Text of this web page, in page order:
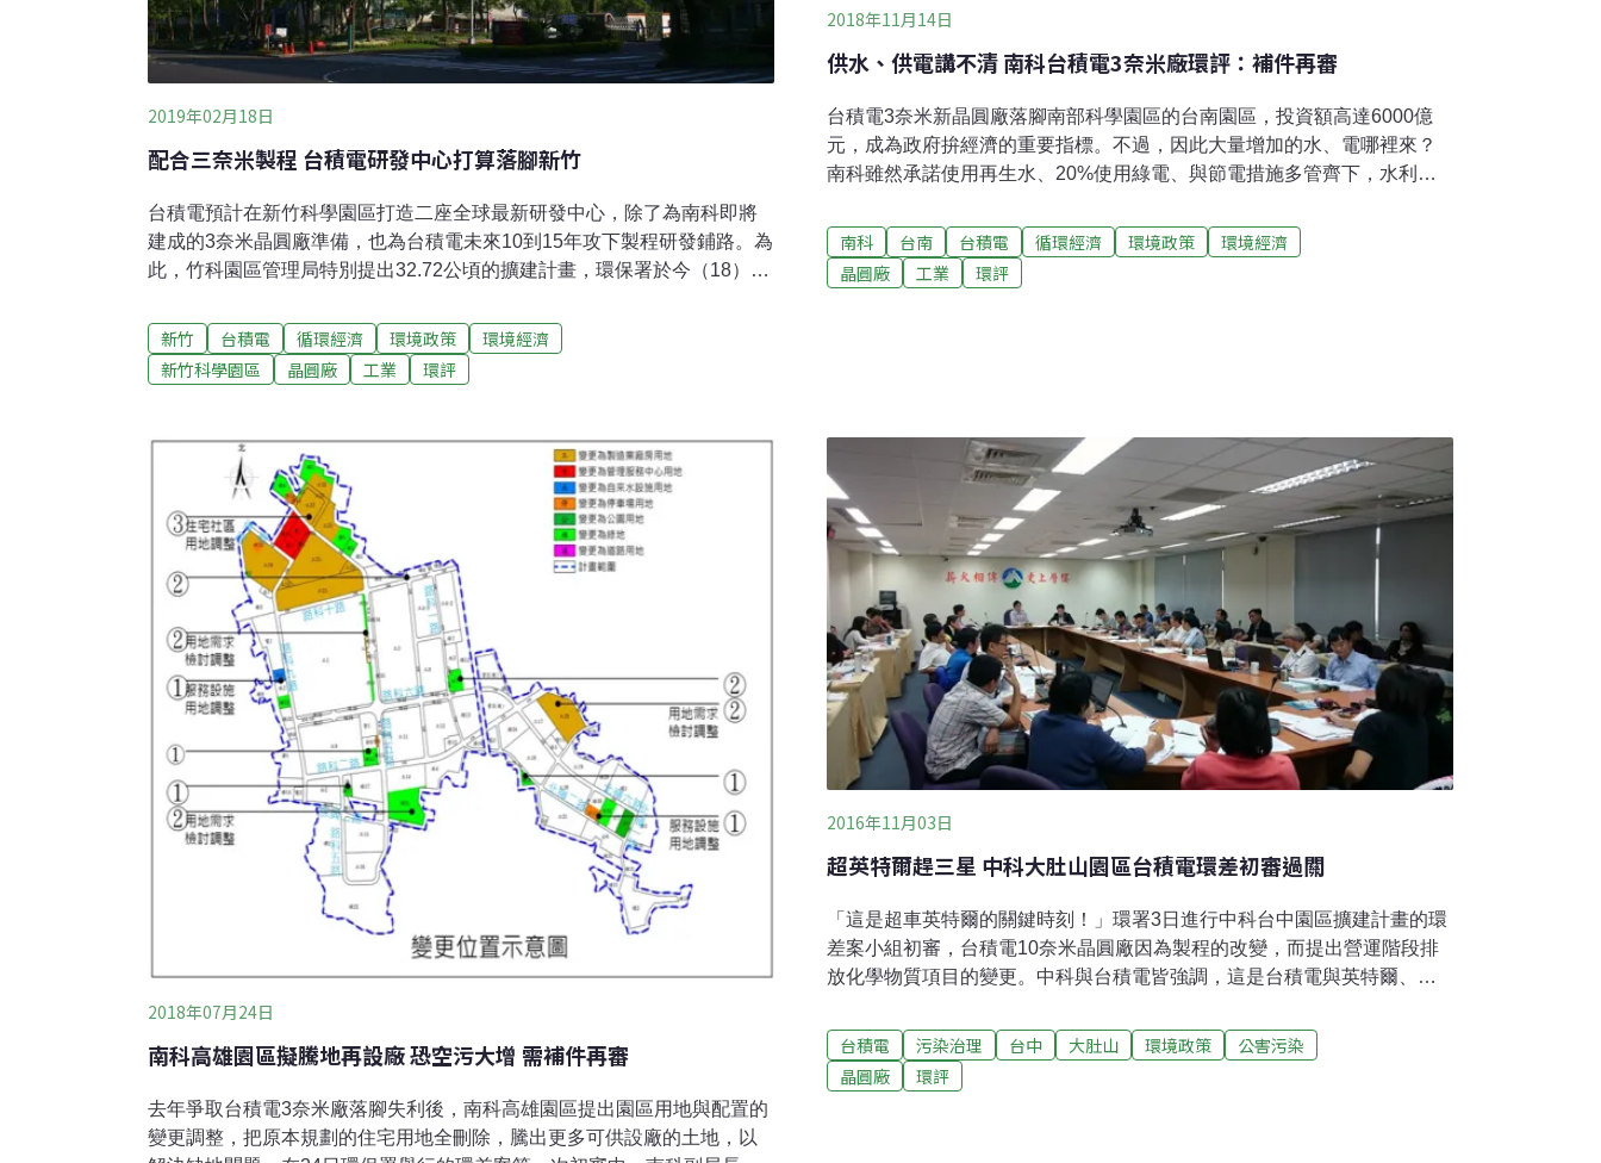
2019年02月18日
配合三奈米製程 台積電研發中心打算落腳新竹
台積電預計在新竹科學園區打造二座全球最新研發中心，除了為南科即將
建成的3奈米晶圓廠準備，也為台積電未來10到15年攻下製程研發鋪路。為
此，竹科園區管理局特別提出32.72公頃的擴建計畫，環保署於今（18）辦
城斷層、地處山坡地、加上竹科擁塞的交通因應措施未說明清楚，環評委
員要求補件再審。此外， 32.72公頃位於新竹寶山鄉，其中包含了3.22公頃
的住宅用地，在地民眾表達希望農地保留的意願，希望住宅區重新擇地規
中科、南科設廠，台積電最新3奈米廠近日通過環評落腳南科、預計2020年
動工。但考量研發人才已在北部落腳，台積電打算在竹科新建二座最先進
「製程研發與先期量產」廠，再將生產技術導入中、南科大規模量產。由
於竹科土地不足，竹科管理局特地為此提出32.72公頃的擴建計
新竹 台積電 循環經濟 環境政策
環境經濟
新竹科學園區
晶圓廠 工業 環評
2018年11月14日
供水、供電講不清 南科台積電3奈米廠環評：補件再審
台積電3奈米新晶圓廠落腳南部科學園區的台南園區，投資額高達6000億
元，成為政府拚經濟的重要指標。不過，因此大量增加的水、電哪裡來？
南科雖然承諾使用再生水、20%使用綠電、與節電措施多管齊下，水利署
足，決議補件再審。水利署台電掛保證沒有用 環保署要看數據台積電3奈
米廠設廠南科，預計2020年建廠，最快2022年底開始量產。為了建廠需
求，南科台南園區提出環境影響差異分析（環差），將預估用電量增加88
南科 台南 台積電 循環經濟 環境政策
環境經濟
晶圓廠
工業 環評
2018年07月24日
南科高雄園區擬騰地再設廠 恐空污大增 需補件再審
去年爭取台積電3奈米廠落腳失利後，南科高雄園區提出園區用地與配置的
變更調整，把原本規劃的住宅用地全刪除，騰出更多可供設廠的土地，以
2016年11月03日
超英特爾趕三星 中科大肚山園區台積電環差初審過關
「這是超車英特爾的關鍵時刻！」環署3日進行中科台中園區擴建計畫的環
差案小組初審，台積電10奈米晶圓廠因為製程的改變，而提出營運階段排
放化學物質項目的變更。中科與台積電皆強調，這是台積電與英特爾、三
出馬擔任主席下，第一次初審便獲得修正後通過的建議，只待環評大會的
確認。此案需補件的項目為，本次增減運作或衍生各化學物質檢測來源、
濃度（含檢測圖譜）、暴露劑量、致癌、非致癌風險及風險管理對策，及
台積電 污染治理 台中 大肚山 環境政策
公害污染
晶圓廠
環評